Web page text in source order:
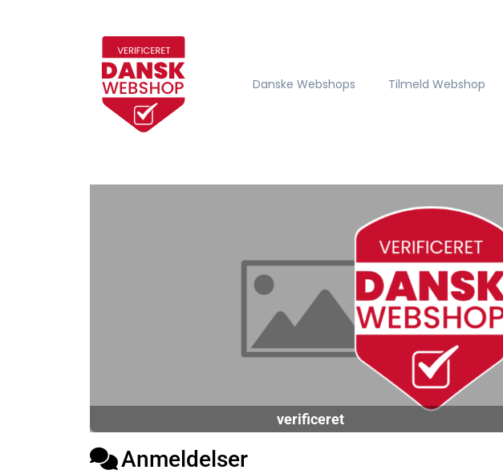
Danske Webshops Tilmeld Webshop
verificeret
Anmeldelser